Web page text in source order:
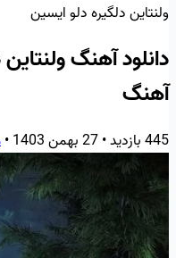
ولنتاین دلگیره دلو ایسین
دانلود آهنگ
آهنگ
445 بازدید •27 بهمن 1403 •